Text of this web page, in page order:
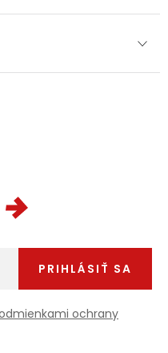
ochrany
PRIHLÁSIŤ SA